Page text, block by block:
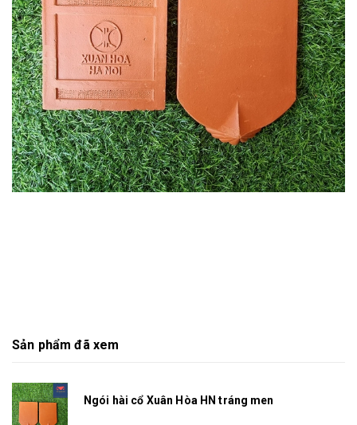
Sản phẩm đã xem
Ngói hài cổ Xuân Hòa HN tráng men